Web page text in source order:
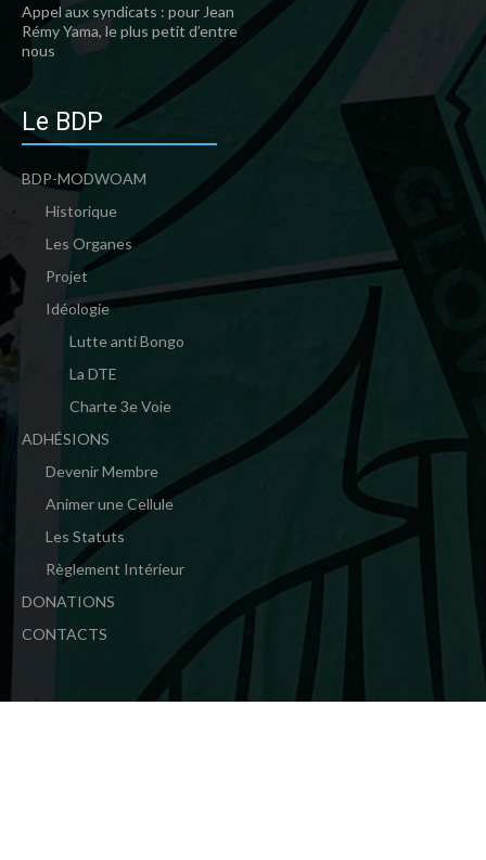
Appel aux syndicats : pour Jean
Rémy Yama, le plus petit d’entre
nous
Le BDP
BDP-MODWOAM
Historique
Les Organes
Projet
Idéologie
Lutte anti Bongo
La DTE
Charte 3e Voie
ADHÉSIONS
Devenir Membre
Animer une Cellule
Les Statuts
Règlement Intérieur
DONATIONS
CONTACTS